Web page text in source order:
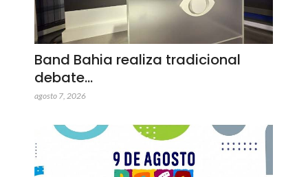
Band Bahia realiza tradicional
debate…
agosto 7, 2026